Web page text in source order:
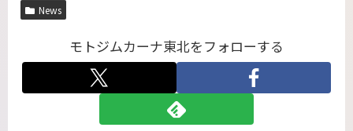
News
モトジムカーナ東北をフォローする